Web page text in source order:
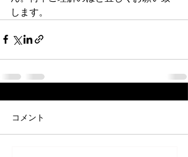
します。
コメント